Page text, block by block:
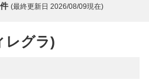
(最終更新日 2026/08/09現在)
レグラ)